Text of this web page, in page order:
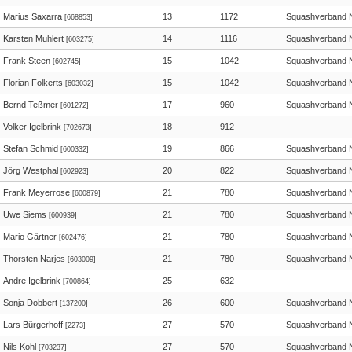
Marius Saxarra [668853] 13 1172 Squashverband
Karsten Muhlert [603275] 14 1116 Squashverband
Frank Steen [602745] 15 1042 Squashverband
Florian Folkerts [603032] 15 1042 Squashverband
Bernd Teßmer [601272] 17 960 Squashverband
Volker Igelbrink [702673] 18 912
Stefan Schmid [600332] 19 866 Squashverband
Jörg Westphal [602923] 20 822 Squashverband
Frank Meyerrose [600879] 21 780 Squashverband
Uwe Siems [600939] 21 780 Squashverband
Mario Gärtner [602476] 21 780 Squashverband
Thorsten Narjes [603009] 21 780 Squashverband
Andre Igelbrink [700864] 25 632
Sonja Dobbert [137200] 26 600 Squashverband
Lars Bürgerhoff [2273] 27 570 Squashverband
Nils Kohl [703237] 27 570 Squashverband